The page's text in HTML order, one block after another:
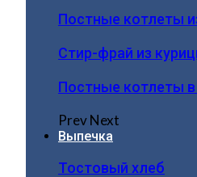
Постные котлеты
Стир-фрай из
Постные котлеты в
PrevNext
Выпечка
Тостовый хлеб